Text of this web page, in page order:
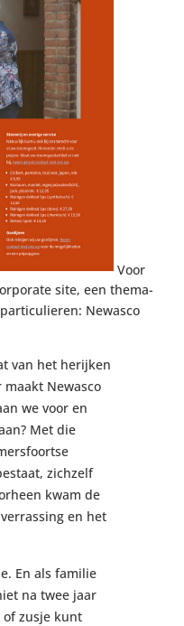
Voor
site, een thema-
Newasco
van het herijken
Newasco
we voor en
Met die
zichzelf
kwam de
en het
En als familie
na twee jaar
zusje kunt